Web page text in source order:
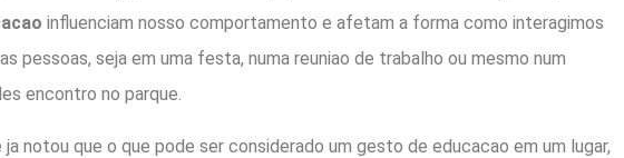
influenciam nosso comportamento e afetam a forma como interagimos
pessoas, seja em uma festa, numa reuniao de trabalho ou mesmo num
encontro no parque.
ja notou que o que pode ser considerado um gesto de educacao em um lugar,